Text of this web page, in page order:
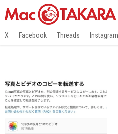
X Facebook Threads Instagram